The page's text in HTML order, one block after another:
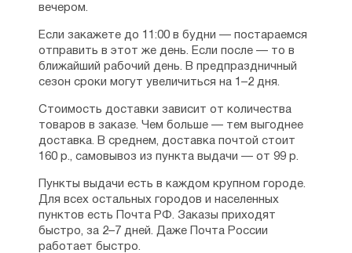
вечером.
Если закажете до 11:00 в будни — постараемся
отправить в этот же день. Если после — то в
ближайший рабочий день. В предпраздничный
сезон сроки могут увеличиться на 1–2 дня.
Стоимость доставки зависит от количества
товаров в заказе. Чем больше — тем выгоднее
доставка. В среднем, доставка почтой стоит
160 р., самовывоз из пункта выдачи — от 99 р.
Пункты выдачи есть в каждом крупном городе.
Для всех остальных городов и населенных
пунктов есть Почта РФ. Заказы приходят
быстро, за 2–7 дней. Даже Почта России
работает быстро.